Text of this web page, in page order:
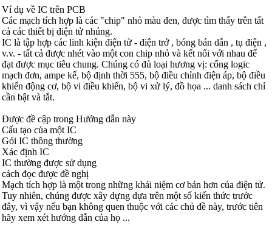
Ví dụ về IC trên PCB
Các mạch tích hợp là các "chip" nhỏ màu đen, được tìm thấy trên tất
cả các thiết bị điện tử nhúng.
IC là tập hợp các linh kiện điện tử - điện trở , bóng bán dẫn , tụ điện ,
v.v. - tất cả được nhét vào một con chip nhỏ và kết nối với nhau để
đạt được mục tiêu chung. Chúng có đủ loại hương vị: cổng logic
mạch đơn, ampe kế, bộ định thời 555, bộ điều chỉnh điện áp, bộ điều
khiển động cơ, bộ vi điều khiển, bộ vi xử lý, đồ họa ... danh sách chỉ
cần bật và tắt.
Được đề cập trong Hướng dẫn này
Cấu tạo của một IC
Gói IC thông thường
Xác định IC
IC thường được sử dụng
cách đọc được đề nghị
Mạch tích hợp là một trong những khái niệm cơ bản hơn của điện tử.
Tuy nhiên, chúng được xây dựng dựa trên một số kiến ​​thức trước
đây, vì vậy nếu bạn không quen thuộc với các chủ đề này, trước tiên
hãy xem xét hướng dẫn của họ ...